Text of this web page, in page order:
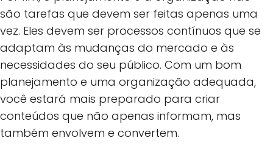
são tarefas que devem ser feitas apenas uma
vez. Eles devem ser processos contínuos que se
adaptam às mudanças do mercado e às
necessidades do seu público. Com um bom
planejamento e uma organização adequada,
você estará mais preparado para criar
conteúdos que não apenas informam, mas
também envolvem e convertem.